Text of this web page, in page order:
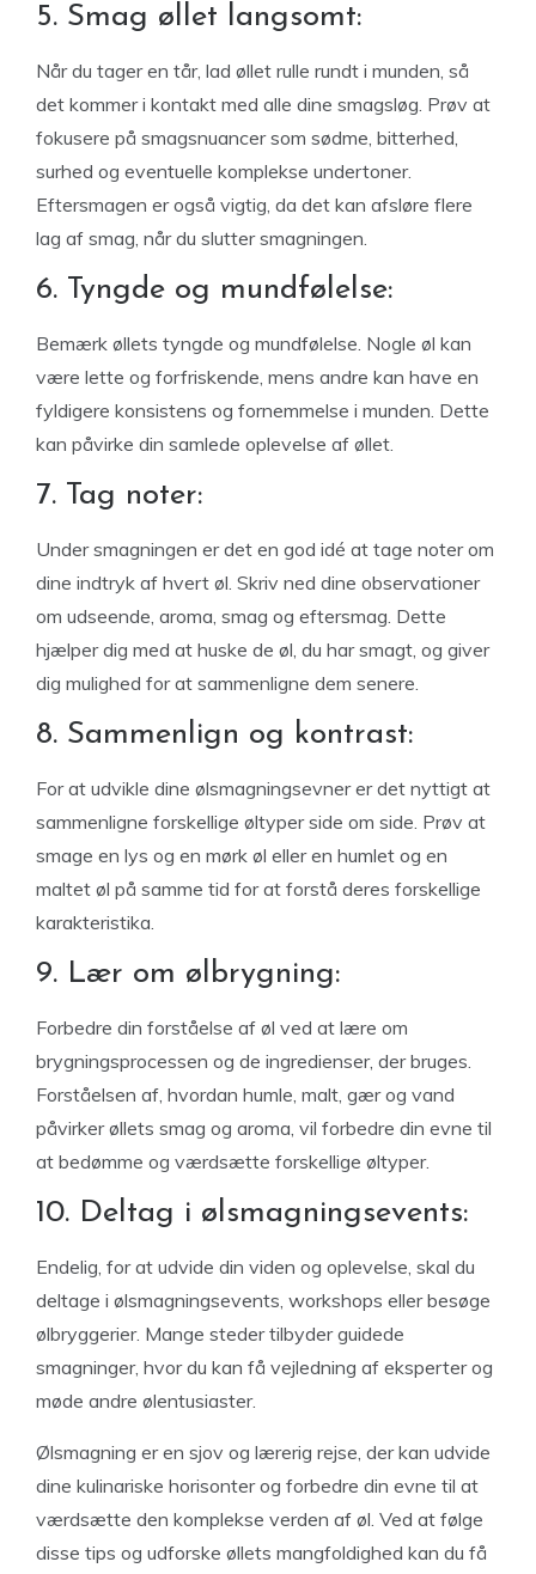
5. Smag øllet langsomt:
Når du tager en tår, lad øllet rulle rundt i munden, så
det kommer i kontakt med alle dine smagsløg. Prøv at
fokusere på smagsnuancer som sødme, bitterhed,
surhed og eventuelle komplekse undertoner.
Eftersmagen er også vigtig, da det kan afsløre flere
lag af smag, når du slutter smagningen.
6. Tyngde og mundfølelse:
Bemærk øllets tyngde og mundfølelse. Nogle øl kan
være lette og forfriskende, mens andre kan have en
fyldigere konsistens og fornemmelse i munden. Dette
kan påvirke din samlede oplevelse af øllet.
7. Tag noter:
Under smagningen er det en god idé at tage noter om
dine indtryk af hvert øl. Skriv ned dine observationer
om udseende, aroma, smag og eftersmag. Dette
hjælper dig med at huske de øl, du har smagt, og giver
dig mulighed for at sammenligne dem senere.
8. Sammenlign og kontrast:
For at udvikle dine ølsmagningsevner er det nyttigt at
sammenligne forskellige øltyper side om side. Prøv at
smage en lys og en mørk øl eller en humlet og en
maltet øl på samme tid for at forstå deres forskellige
karakteristika.
9. Lær om ølbrygning:
Forbedre din forståelse af øl ved at lære om
brygningsprocessen og de ingredienser, der bruges.
Forståelsen af, hvordan humle, malt, gær og vand
påvirker øllets smag og aroma, vil forbedre din evne til
at bedømme og værdsætte forskellige øltyper.
10. Deltag i ølsmagningsevents:
Endelig, for at udvide din viden og oplevelse, skal du
deltage i ølsmagningsevents, workshops eller besøge
ølbryggerier. Mange steder tilbyder guidede
smagninger, hvor du kan få vejledning af eksperter og
møde andre ølentusiaster.
Ølsmagning er en sjov og lærerig rejse, der kan udvide
dine kulinariske horisonter og forbedre din evne til at
værdsætte den komplekse verden af øl. Ved at følge
disse tips og udforske øllets mangfoldighed kan du få